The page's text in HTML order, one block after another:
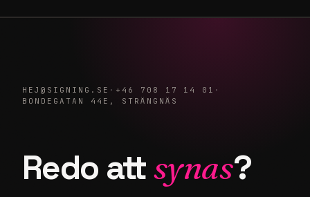
HEJ@SIGNING.SE · +46 708 17 14 01 ·
BONDEGATAN 44E, STRÄNGNÄS
Redo attsynas?